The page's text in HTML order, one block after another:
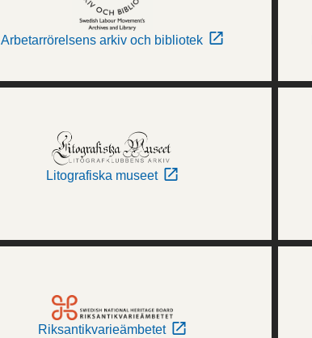
Arbetarrörelsens arkiv och bibliotek
Litografiska museet
Riksantikvarieämbetet